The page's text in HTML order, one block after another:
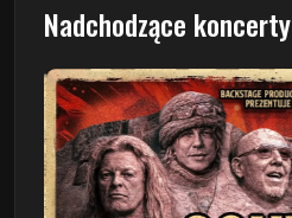
Nadchodzące koncerty